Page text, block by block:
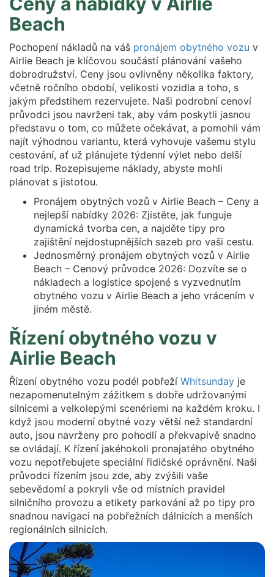
Beach
Pochopení nákladů na váš pronájem obytného vozu v
Airlie Beach je klíčovou součástí plánování vašeho
dobrodružství. Ceny jsou ovlivněny několika faktory,
včetně ročního období, velikosti vozidla a toho, s
jakým předstihem rezervujete. Naši podrobní cenoví
průvodci jsou navrženi tak, aby vám poskytli jasnou
představu o tom, co můžete očekávat, a pomohli vám
najít výhodnou variantu, která vyhovuje vašemu stylu
cestování, ať už plánujete týdenní výlet nebo delší
road trip. Rozepisujeme náklady, abyste mohli
plánovat s jistotou.
Pronájem obytných vozů v Airlie Beach – Ceny a
nejlepší nabídky 2026: Zjistěte, jak funguje
dynamická tvorba cen, a najděte tipy pro
zajištění nejdostupnějších sazeb pro vaši cestu.
Jednosměrný pronájem obytných vozů v Airlie
Beach – Cenový průvodce 2026: Dozvíte se o
nákladech a logistice spojené s vyzvednutím
obytného vozu v Airlie Beach a jeho vrácením v
jiném městě.
Řízení obytného vozu v
Airlie Beach
Řízení obytného vozu podél pobřeží Whitsunday je
nezapomenutelným zážitkem s dobře udržovanými
silnicemi a velkolepými scenériemi na každém kroku. I
když jsou moderní obytné vozy větší než standardní
auto, jsou navrženy pro pohodlí a překvapivě snadno
se ovládají. K řízení jakéhokoli pronajatého obytného
vozu nepotřebujete speciální řidičské oprávnění. Naši
průvodci řízením jsou zde, aby zvýšili vaše
sebevědomí a pokryli vše od místních pravidel
silničního provozu a etikety parkování až po tipy pro
snadnou navigaci na pobřežních dálnicích a menších
regionálních silnicích.